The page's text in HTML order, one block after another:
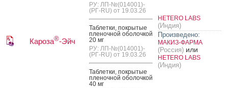
Кароза®-Эйч
РУ: ЛП-№(014001)-
(РГ-RU) от 19.03.26
Таб­летки, пок­ры­тые
пле­ноч­ной обо­лоч­кой
20 мг
РУ: ЛП-№(014001)-
(РГ-RU) от 19.03.26
Таб­летки, пок­ры­тые
пле­ноч­ной обо­лоч­кой
40 мг
HETERO LABS
(Индия)
Произведено:
МАКИЗ-ФАРМА
(Россия) или
HETERO LABS
(Индия)